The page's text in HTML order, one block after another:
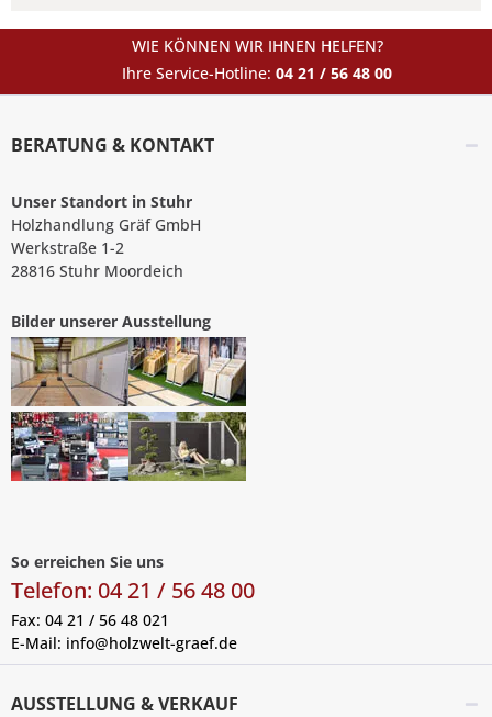
WIE KÖNNEN WIR IHNEN HELFEN?
Ihre Service-Hotline: 04 21 / 56 48 00
BERATUNG & KONTAKT
Unser Standort in Stuhr
Holzhandlung Gräf GmbH
Werkstraße 1-2
28816 Stuhr Moordeich
Bilder unserer Ausstellung
So erreichen Sie uns
Telefon: 04 21 / 56 48 00
Fax: 04 21 / 56 48 021
E-Mail: info@holzwelt-graef.de
AUSSTELLUNG & VERKAUF